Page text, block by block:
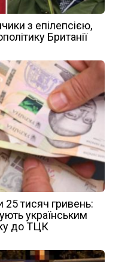
з епілепсією,
Британії
25 тисяч гривень:
українським
до ТЦК